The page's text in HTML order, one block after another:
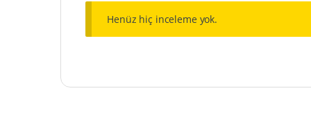
Henüz hiç inceleme yok.